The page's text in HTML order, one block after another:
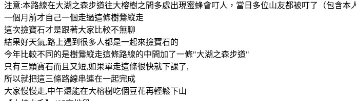
注意:本路線在大湖之森步道往大榕樹之間多處出現蜜蜂會叮人，當日多位山友都被叮了（包含本
一個月前才自己一個走過這條樹鶯縱走
這次撿寶石才是跟著大家比較不無聊
結果好天氣,路上遇到很多人都是一起來撿寶石的
今年比較不同的是樹鶯縱走這條路線的中間加了一條"大湖之森步道"
只有三顆寶石而且又短,如果單走這條很快就下課了,
所以就把這三條路線串連在一起完成
大家慢慢走,中午還能在大榕樹吃個豆花再輕鬆下山